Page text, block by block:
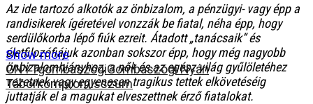
Az ide tartozó alkotók az önbizalom, a pénzügyi- vagy épp a
randisikerek ígéretével vonzzák be fiatal, néha épp, hogy
serdülőkorba lépő fiúk ezreit. Átadott „tanácsaik” és
életfilozófiájuk azonban sokszor épp, hogy még nagyobb
önbizalomhiányhoz, a nők és az egész világ gyűlöletéhez
vezetnek vagy egyenesen tragikus tettek elkövetéséig
juttatják el a magukat elveszettnek érző fiatalokat.
Show more
GNYTgombaszögiGombaszögi Nyári
Táborkompromisszum